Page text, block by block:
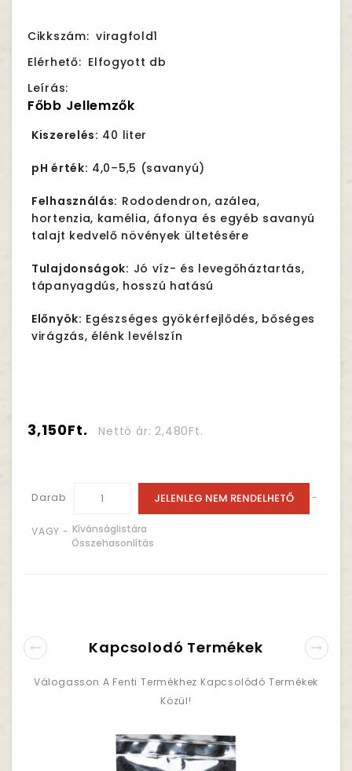
Cikkszám: viragfold1
Elérhető: Elfogyott db
Leírás:
Főbb Jellemzők
Kiszerelés: 40 liter
pH érték: 4,0–5,5 (savanyú)
Felhasználás: Rododendron, azálea,
hortenzia, kamélia, áfonya és egyéb savanyú
talajt kedvelő növények ültetésére
Tulajdonságok: Jó víz- és levegőháztartás,
tápanyagdús, hosszú hatású
Előnyök: Egészséges gyökérfejlődés, bőséges
virágzás, élénk levélszín
3,150Ft. Nettó ár: 2,480Ft.
Darab JELENLEG NEM RENDELHETŐ -
VAGY - Kívánságlistára
Összehasonlítás
Kapcsolodó Termékek
Válogasson A Fenti Termékhez Kapcsolódó Termékek
Közül!